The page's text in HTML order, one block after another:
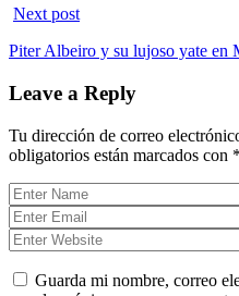
Next post
Piter Albeiro y su lujoso yate
Leave a Reply
Tu dirección de correo
obligatorios están marcados con *
Guarda mi nombre, correo